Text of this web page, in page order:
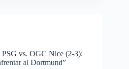
PSG vs. OGC Nice (2-3):
al Dortmund”